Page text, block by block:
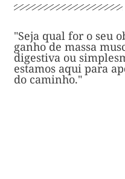
"Seja qual for o seu
ganho de massa
digestiva ou
estamos aqui para
do caminho."